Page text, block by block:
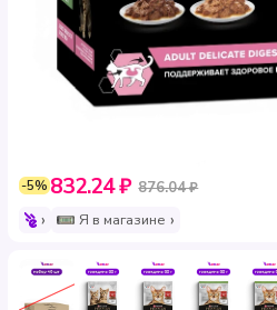
-5% 832.24 ₽ 876.04 ₽
Я в магазине